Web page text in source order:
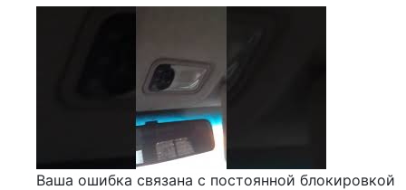
Ваша ошибка связана с постоянной блокировкой